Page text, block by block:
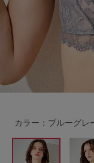
B70
C70
D65
E65 E70
F65 F70
G65
す
カラー：ブルーグレ